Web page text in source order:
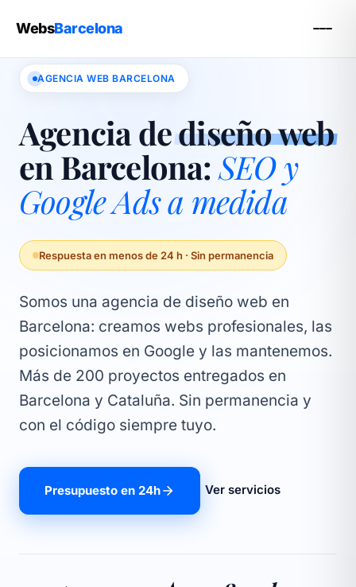
WebsBarcelona
AGENCIA WEB BARCELONA
Agencia dediseño web
en Barcelona:SEO y
Google Ads a medida
Respuesta en menos de 24 h · Sin permanencia
Somos una agencia de diseño web en
Barcelona: creamos webs profesionales, las
posicionamos en Google y las mantenemos.
Más de 200 proyectos entregados en
Barcelona y Cataluña. Sin permanencia y
con el código siempre tuyo.
Presupuesto en 24h Ver servicios